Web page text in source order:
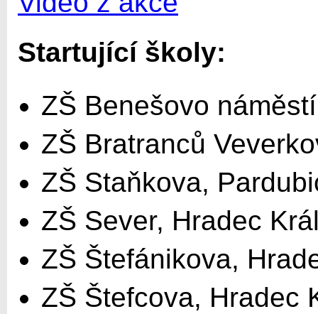
Startující školy:
ZŠ Benešovo
ZŠ Bratranců
ZŠ Staňkova,
ZŠ Sever, Hradec
ZŠ Štefánikova,
ZŠ Štefcova, Hradec